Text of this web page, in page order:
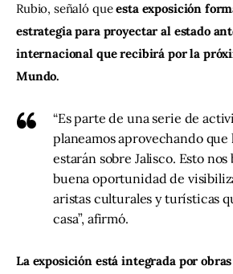
Rubio, señaló que esta exposición
estrategia para proyectar al estado
internacional que recibirá por la
Mundo.
“Es parte de una serie de
planeamos aprovechando que
estarán sobre Jalisco. Esto
buena oportunidad de
aristas culturales y turísticas
casa”, afirmó.
La exposición está integrada por